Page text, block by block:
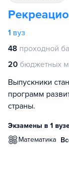
1 вуз
48 проходной
20 бюджетных
Выпускники
программ
страны.
Экзамены в 1
математика